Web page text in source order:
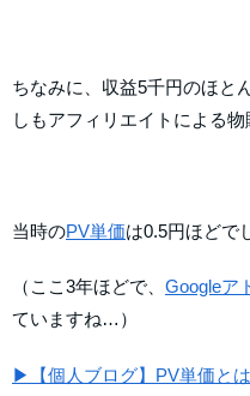
ちなみに、収益5千円のほと
しもアフィリエイトによる物
当時のPV単価は0.5円ほどで
（ここ3年ほどで、 Googleア
ていますね…）
▶【個人ブログ】PV単価と